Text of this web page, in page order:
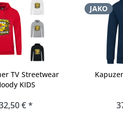
TV Streetwear
KIDS
€ *
JAKO